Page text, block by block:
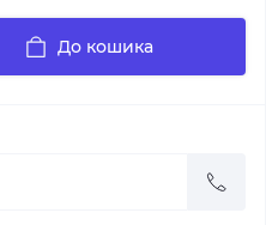
До кошика